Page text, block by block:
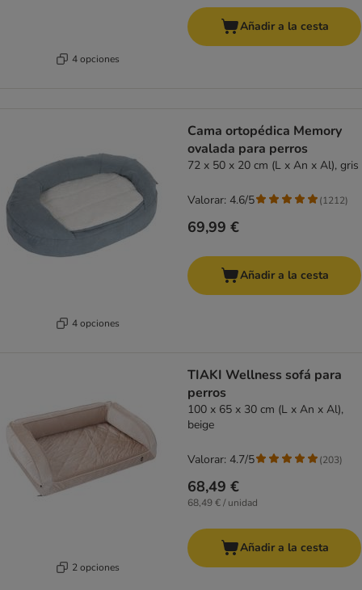
4 opciones
Añadir a la cesta
4 opciones
Cama ortopédica Memory
ovalada para perros
72 x 50 x 20 cm (L x An x Al), gris
69,99 €
Valorar: 4.6/5 (1212)
Añadir a la cesta
2 opciones
TIAKI Wellness sofá para
perros
100 x 65 x 30 cm (L x An x Al),
beige
68,49 €
68,49 € / unidad
Valorar: 4.7/5 (203)
Añadir a la cesta